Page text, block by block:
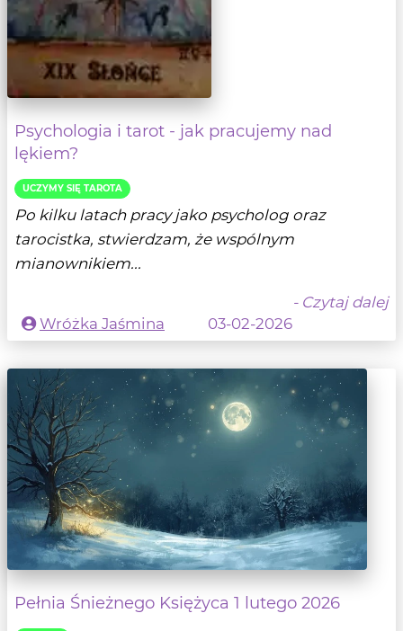
Psychologia i tarot - jak pracujemy nad
lękiem?
UCZYMY SIĘ TAROTA
Po kilku latach pracy jako psycholog oraz
tarocistka, stwierdzam, że wspólnym
mianownikiem...
- Czytaj dalej
Wróżka Jaśmina
03-02-2026
Pełnia Śnieżnego Księżyca 1 lutego 2026